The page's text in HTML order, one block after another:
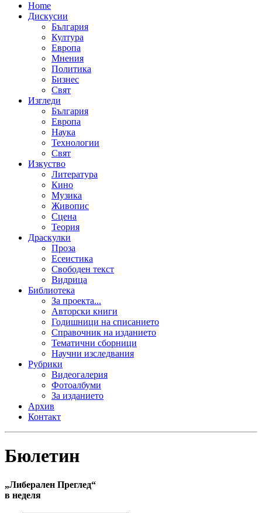
Home
Дискусии
България
Култура
Европа
Мнения
Политика
Бизнес
Свят
Изгледи
България
Европа
Наука
Технологии
Свят
Изкуство
Литература
Кино
Музика
Живопис
Сцена
Теория
Драскулки
Проза
Есеистика
Свободен текст
Видрица
Библиотека
За проекта...
Авторски книги
Годишници на списанието
Справочник на изданието
Тематични сборници
Научни изследвания
Рубрики
Видеогалерия
Фотоалбуми
За изданието
Архив
Контакт
Бюлетин
„Либерален Преглед“
в неделя